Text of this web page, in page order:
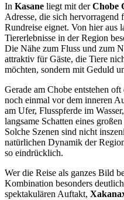
In Kasane liegt mit derChobe
Adresse, die sich
Rundreise eignet. Von hier aus
Tiererlebnisse in der Region
Die Nähe zum Fluss und zum
attraktiv für Gäste, die Tiere
möchten, sondern mit Geduld
Gerade am Chobe entstehen
noch einmal vor dem inneren
am Ufer, Flusspferde im
langsame Schatten eines
Solche Szenen sind nicht
natürlichen Dynamik der
so eindrücklich.
Wer die Reise als ganzes Bild
Kombination besonders
spektakulären Auftakt,